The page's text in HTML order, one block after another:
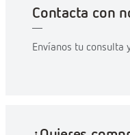
Contacta con
Envíanos tu consulta